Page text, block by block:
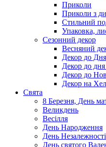
Приколи
Приколи з
Стильний
Упаковка,
Сезонний декор
Весняний
Декор до
Декор до
Декор до
Декор на
Свята
8 Березня, День
Великдень
Весілля
День Народження
День
День святого